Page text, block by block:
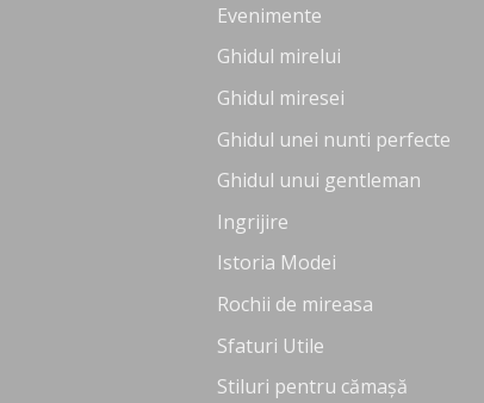
Evenimente
Ghidul mirelui
Ghidul miresei
Ghidul unei nunti perfecte
Ghidul unui gentleman
Ingrijire
Istoria Modei
Rochii de mireasa
Sfaturi Utile
Stiluri pentru cămașă